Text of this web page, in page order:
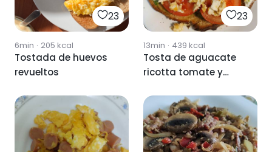
23
6min · 205 kcal
Tostada de huevos
revueltos
23
13min · 439 kcal
Tosta de aguacate
ricotta tomate y